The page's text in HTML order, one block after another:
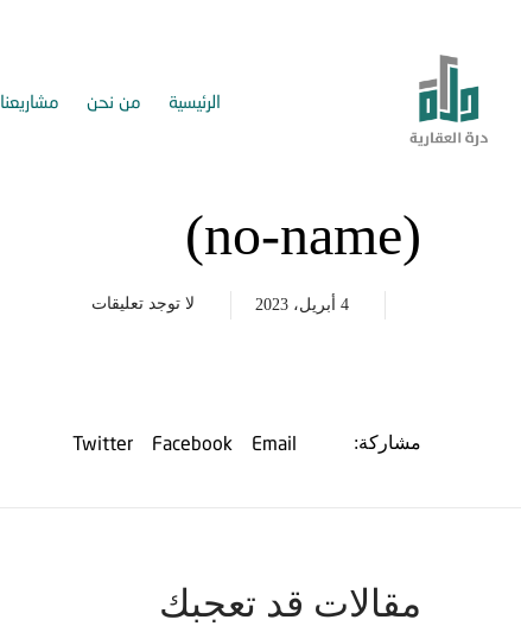
الرئيسية من نحن مشاريعنا
(no-name)
4 أبريل، 2023 لا توجد تعليقات
مشاركة: Email
Facebook
Twitter
مقالات قد تعجبك